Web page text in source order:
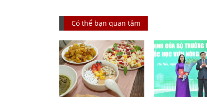
Có thể bạn quan tâm